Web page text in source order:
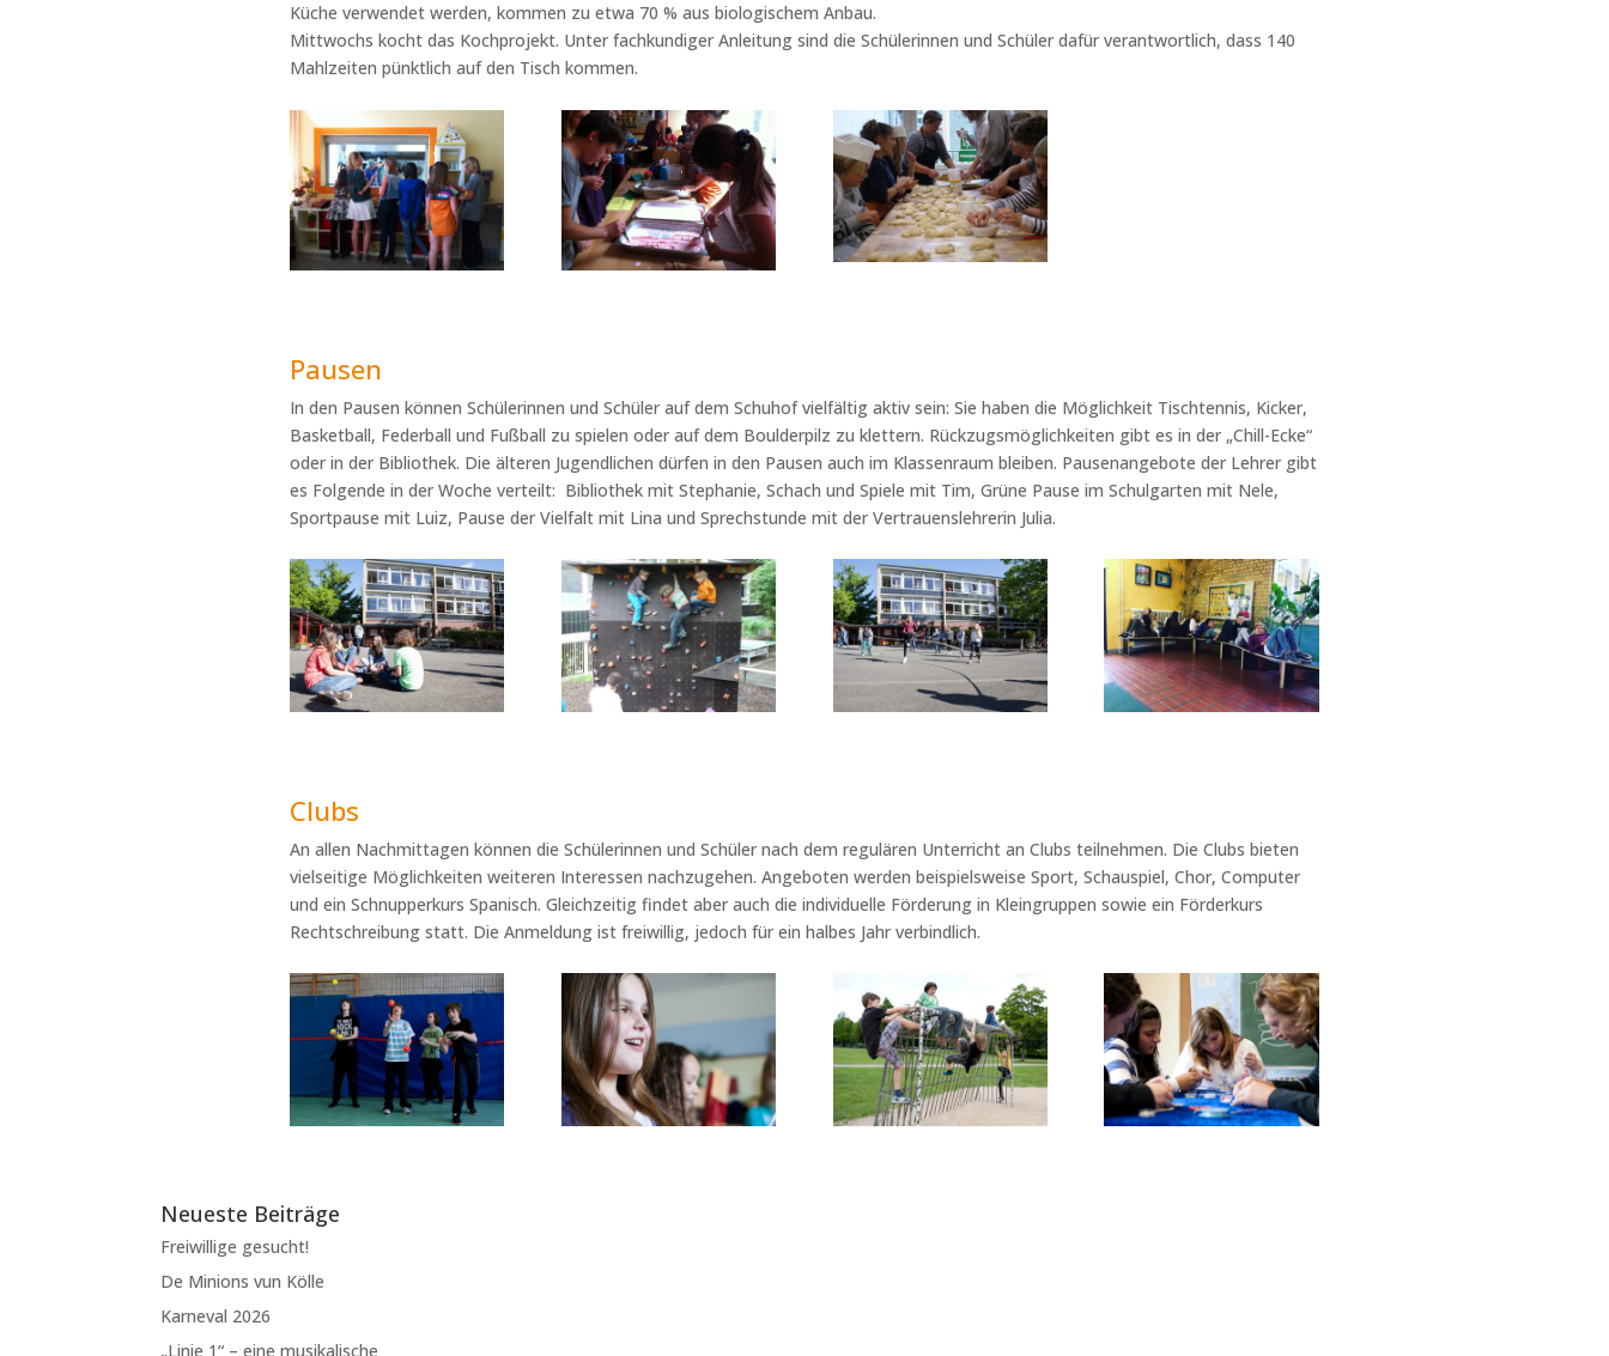
Küche verwendet werden, kommen zu etwa 70 % aus biologischem Anbau.
Mittwochs kocht das Kochprojekt. Unter fachkundiger Anleitung sind die Schülerinnen und Schüler dafür verantwortlich, dass 140
Mahlzeiten pünktlich auf den Tisch kommen.
Pausen
In den Pausen können Schülerinnen und Schüler auf dem Schuhof vielfältig aktiv sein: Sie haben die Möglichkeit Tischtennis, Kicker,
Basketball, Federball und Fußball zu spielen oder auf dem Boulderpilz zu klettern. Rückzugsmöglichkeiten gibt es in der „Chill-Ecke“
oder in der Bibliothek. Die älteren Jugendlichen dürfen in den Pausen auch im Klassenraum bleiben. Pausenangebote der Lehrer gibt
es Folgende in der Woche verteilt: Bibliothek mit Stephanie, Schach und Spiele mit Tim, Grüne Pause im Schulgarten mit Nele,
Sportpause mit Luiz, Pause der Vielfalt mit Lina und Sprechstunde mit der Vertrauenslehrerin Julia.
Clubs
An allen Nachmittagen können die Schülerinnen und Schüler nach dem regulären Unterricht an Clubs teilnehmen. Die Clubs bieten
vielseitige Möglichkeiten weiteren Interessen nachzugehen. Angeboten werden beispielsweise Sport, Schauspiel, Chor, Computer
und ein Schnupperkurs Spanisch. Gleichzeitig findet aber auch die individuelle Förderung in Kleingruppen sowie ein Förderkurs
Rechtschreibung statt. Die Anmeldung ist freiwillig, jedoch für ein halbes Jahr verbindlich.
Neueste Beiträge
Freiwillige gesucht!
De Minions vun Kölle
Karneval 2026
„Linie 1“ – eine musikalische